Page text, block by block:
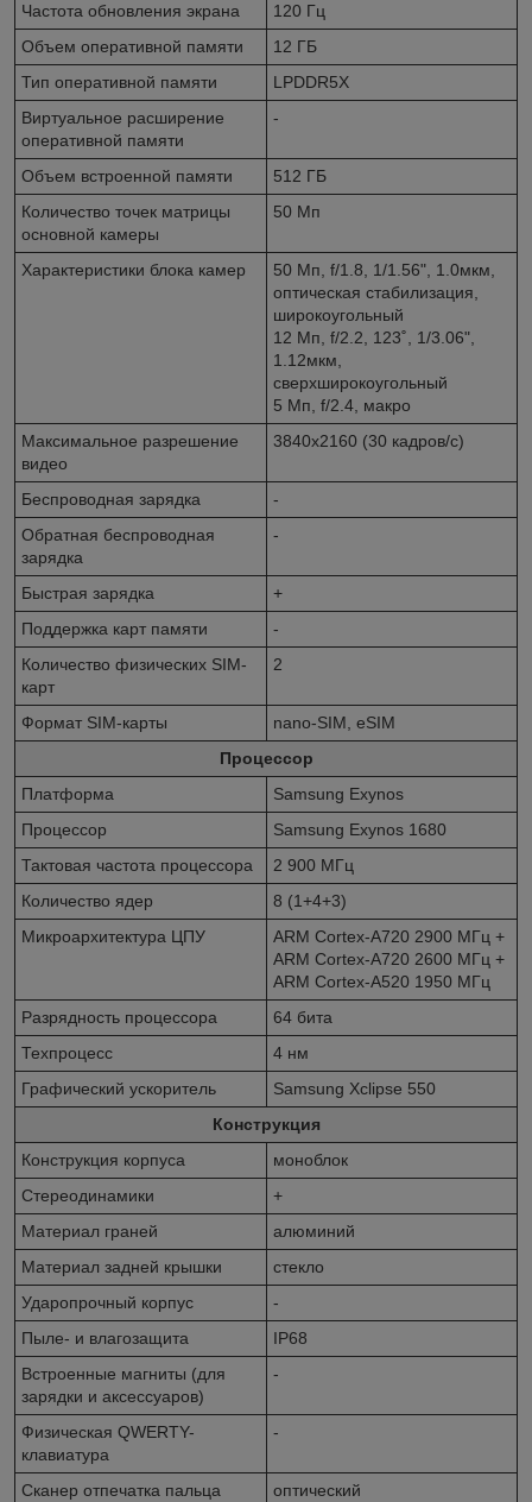
Частота обновления экрана
120 Гц
Объем оперативной памяти
12 ГБ
Тип оперативной памяти
LPDDR5X
Виртуальное расширение
оперативной памяти
-
Объем встроенной памяти
512 ГБ
Количество точек матрицы
основной камеры
50 Мп
Характеристики блока камер
50 Мп, f/1.8, 1/1.56", 1.0мкм,
оптическая стабилизация,
широкоугольный
12 Мп, f/2.2, 123˚, 1/3.06",
1.12мкм,
сверхширокоугольный
5 Мп, f/2.4, макро
Максимальное разрешение
видео
3840x2160 (30 кадров/с)
Беспроводная зарядка
-
Обратная беспроводная
зарядка
-
Быстрая зарядка
+
Поддержка карт памяти
-
Количество физических SIM-
карт
2
Формат SIM-карты
nano-SIM, eSIM
Процессор
Платформа
Samsung Exynos
Процессор
Samsung Exynos 1680
Тактовая частота процессора
2 900 МГц
Количество ядер
8 (1+4+3)
Микроархитектура ЦПУ
ARM Cortex-A720 2900 МГц +
ARM Cortex-A720 2600 МГц +
ARM Cortex-A520 1950 МГц
Разрядность процессора
64 бита
Техпроцесс
4 нм
Графический ускоритель
Samsung Xclipse 550
Конструкция
Конструкция корпуса
моноблок
Стереодинамики
+
Материал граней
алюминий
Материал задней крышки
стекло
Ударопрочный корпус
-
Пыле- и влагозащита
IP68
Встроенные магниты (для
зарядки и аксессуаров)
-
Физическая QWERTY-
клавиатура
-
Сканер отпечатка пальца
оптический